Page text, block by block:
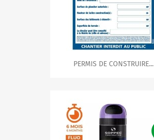
PERMIS DE CONSTRUIRE...